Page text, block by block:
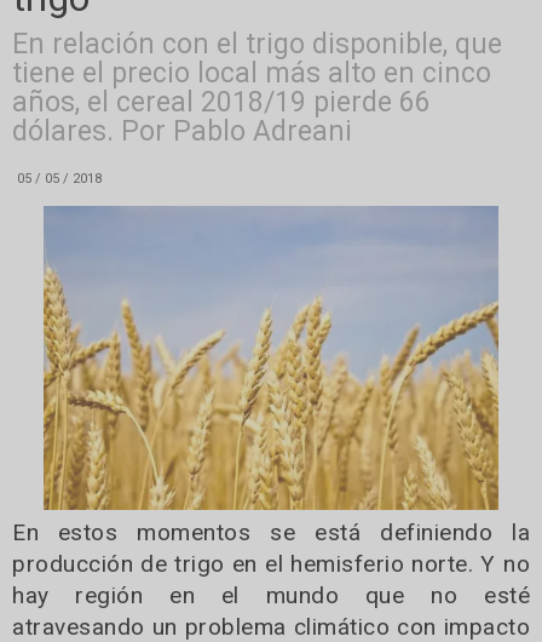
En relación con el trigo disponible, que
tiene el precio local más alto en cinco
años, el cereal 2018/19 pierde 66
dólares. Por Pablo Adreani
05 / 05 / 2018
En estos momentos se está definiendo la
producción de trigo en el hemisferio norte. Y no
hay región en el mundo que no esté
atravesando un problema climático con impacto